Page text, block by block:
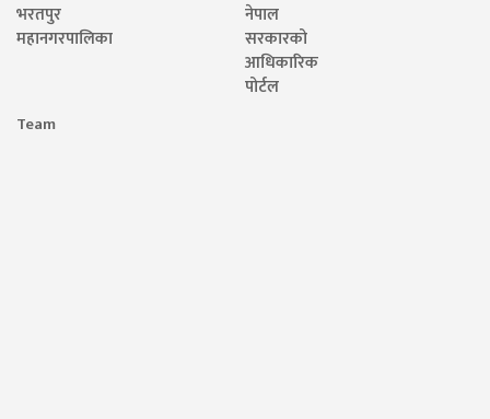
भरतपुर
महानगरपालिका
नेपाल
सरकारको
आधिकारिक
पोर्टल
Team